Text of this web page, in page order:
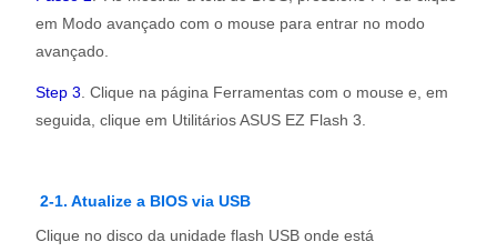
em Modo avançado com o mouse para entrar no modo
avançado.
Step 3. Clique na página Ferramentas com o mouse e, em
seguida, clique em Utilitários ASUS EZ Flash 3.
2-1. Atualize a BIOS via USB
Clique no disco da unidade flash USB onde está